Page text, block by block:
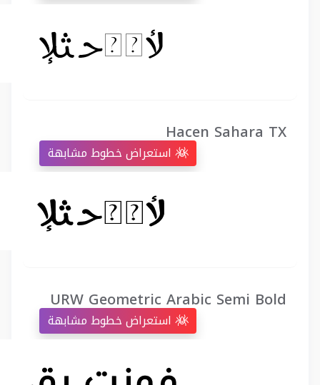
Hacen Sahara TX
URW Geometric Arabic Semi Bold